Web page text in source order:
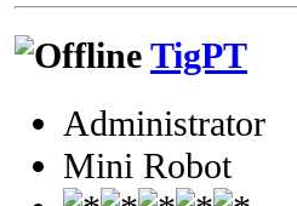
TigPT
Administrator
Mini Robot